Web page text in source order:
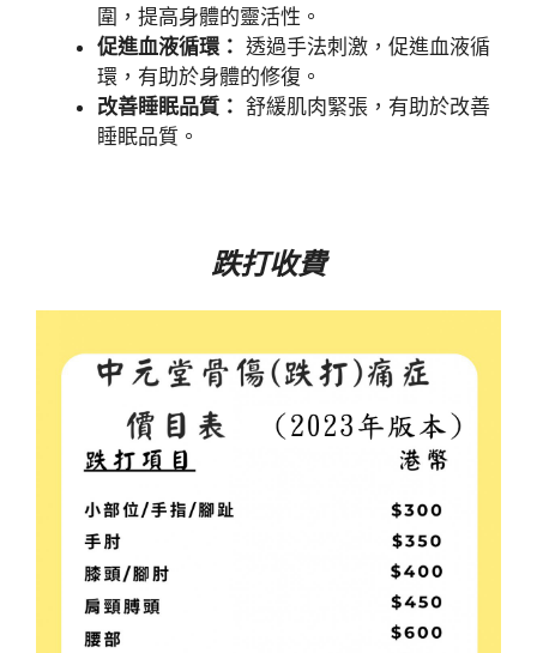
圍，提高身體的靈活性。
促進血液循環： 透過手法刺激，促進血液循
環，有助於身體的修復。
改善睡眠品質： 舒緩肌肉緊張，有助於改善
睡眠品質。
跌打收費